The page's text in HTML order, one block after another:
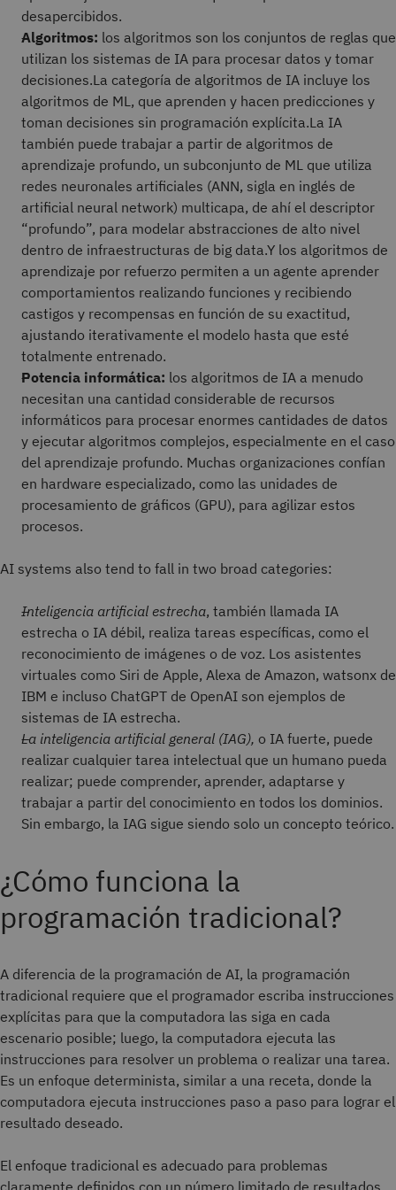
desapercibidos.
Algoritmos: los algoritmos son los conjuntos de reglas que
utilizan los sistemas de IA para procesar datos y tomar
decisiones.La categoría de algoritmos de IA incluye los
algoritmos de ML, que aprenden y hacen predicciones y
toman decisiones sin programación explícita.La IA
también puede trabajar a partir de algoritmos de
aprendizaje profundo, un subconjunto de ML que utiliza
redes neuronales artificiales (ANN, sigla en inglés de
artificial neural network) multicapa, de ahí el descriptor
“profundo”, para modelar abstracciones de alto nivel
dentro de infraestructuras de big data.Y los algoritmos de
aprendizaje por refuerzo permiten a un agente aprender
comportamientos realizando funciones y recibiendo
castigos y recompensas en función de su exactitud,
ajustando iterativamente el modelo hasta que esté
totalmente entrenado.
Potencia informática: los algoritmos de IA a menudo
necesitan una cantidad considerable de recursos
informáticos para procesar enormes cantidades de datos
y ejecutar algoritmos complejos, especialmente en el caso
del aprendizaje profundo. Muchas organizaciones confían
en hardware especializado, como las unidades de
procesamiento de gráficos (GPU), para agilizar estos
procesos.
AI systems also tend to fall in two broad categories:
Inteligencia artificial estrecha, también llamada IA
estrecha o IA débil, realiza tareas específicas, como el
reconocimiento de imágenes o de voz. Los asistentes
virtuales como Siri de Apple, Alexa de Amazon, watsonx de
IBM e incluso ChatGPT de OpenAI son ejemplos de
sistemas de IA estrecha.
La inteligencia artificial general (IAG), o IA fuerte, puede
realizar cualquier tarea intelectual que un humano pueda
realizar; puede comprender, aprender, adaptarse y
trabajar a partir del conocimiento en todos los dominios.
Sin embargo, la IAG sigue siendo solo un concepto teórico.
¿Cómo funciona la
programación tradicional?
A diferencia de la programación de AI, la programación
tradicional requiere que el programador escriba instrucciones
explícitas para que la computadora las siga en cada
escenario posible; luego, la computadora ejecuta las
instrucciones para resolver un problema o realizar una tarea.
Es un enfoque determinista, similar a una receta, donde la
computadora ejecuta instrucciones paso a paso para lograr el
resultado deseado.
El enfoque tradicional es adecuado para problemas
claramente definidos con un número limitado de resultados